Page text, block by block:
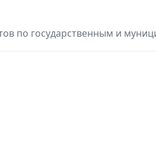
по государственным и